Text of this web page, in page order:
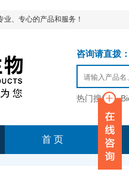
、专心的产品和服务！
咨询请直拨
热门搜索：
首 页